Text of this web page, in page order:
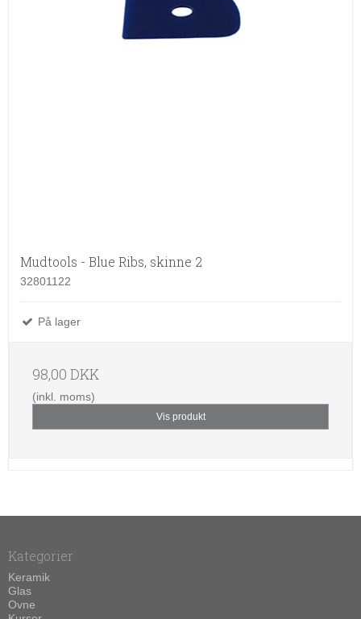
Mudtools - Blue Ribs, skinne 2
32801122
På lager
98,00 DKK
(inkl. moms)
Vis produkt
Kategorier
Keramik
Glas
Ovne